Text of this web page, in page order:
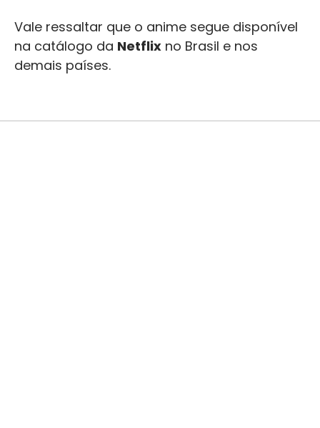
Vale ressaltar que o anime segue disponível
na catálogo da Netflix no Brasil e nos
demais países.